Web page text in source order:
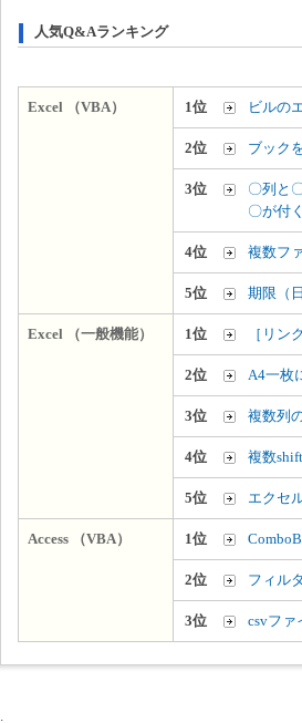
人気Q&Aランキング
Excel （VBA）
1位 ビルの
2位 ブック
3位
〇列と
〇が付
4位 複数フ
5位 期限（
Excel （一般機能） 1位 ［リン
2位 A4一枚
3位 複数列
4位 複数
5位 エクセ
Access （VBA） 1位
2位 フィル
3位 csvファ